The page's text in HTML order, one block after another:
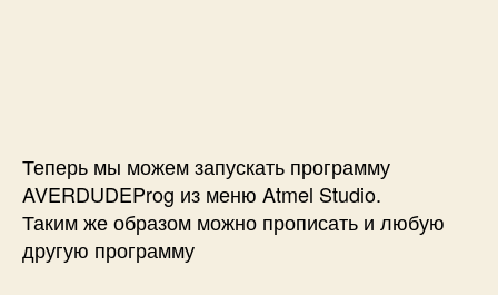
Теперь мы можем запускать программу
AVERDUDEProg из меню Atmel Studio.
Таким же образом можно прописать и любую
другую программу